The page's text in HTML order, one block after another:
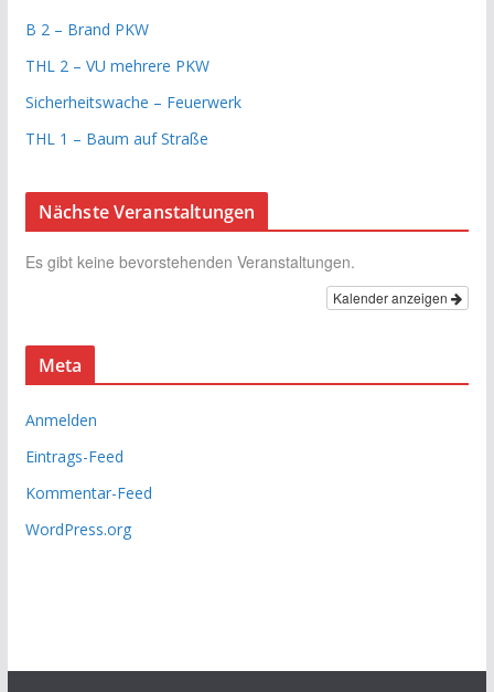
B 2 – Brand PKW
THL 2 – VU mehrere PKW
Sicherheitswache – Feuerwerk
THL 1 – Baum auf Straße
Nächste Veranstaltungen
Es gibt keine bevorstehenden Veranstaltungen.
Kalender anzeigen
Meta
Anmelden
Eintrags-Feed
Kommentar-Feed
WordPress.org